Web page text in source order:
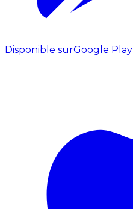
Disponible surGoogle Play